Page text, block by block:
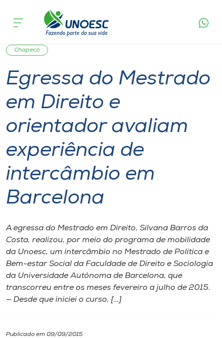
Cursos
Onde estamos
Pesquisa
Atendimento ao Estudante
Portal de Ensino
A
I.nova
Diplomados
Cultura
CPA
acontece
Barcelona
Chapecó
Egressa do Mestrado
em Direito e
orientador avaliam
experiência de
intercâmbio em
Barcelona
A egressa do Mestrado em Direito, Silvana Barros da
Costa, realizou, por meio do programa de mobilidade
da Unoesc, um intercâmbio no Mestrado de Política e
Bem-estar Social da Faculdade de Direito e Sociologia
da Universidade Autónoma de Barcelona, que
transcorreu entre os meses fevereiro a julho de 2015.
— Desde que iniciei o curso, […]
Publicado em 09/09/2015